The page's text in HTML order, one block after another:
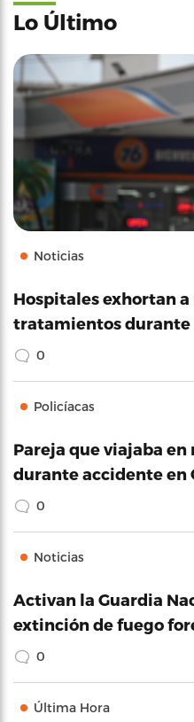
Lo Último
Noticias
Hospitales exhortan
tratamientos
0
Policíacas
Pareja que viajaba
durante accidente en
0
Noticias
Activan la Guardia
extinción de fuego
0
Última Hora